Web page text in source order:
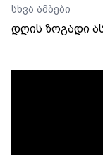
სხვა ამბები
დღის ზოგადი